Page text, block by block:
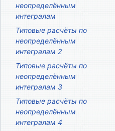
неопределённым
интегралам
Типовые расчёты по
неопределённым
интегралам 2
Типовые расчёты по
неопределённым
интегралам 3
Типовые расчёты по
неопределённым
интегралам 4